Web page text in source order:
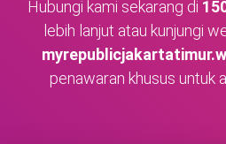
Hubungi kami sekarang di
lebih lanjut atau kunjungi
penawaran khusus untuk